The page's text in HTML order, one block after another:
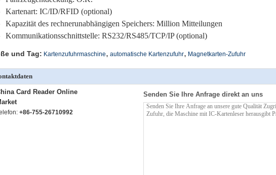
Kartenart: IC/ID/RFID (optional)
Kapazität des rechnerunabhängigen Speichers: Million Mitteilungen
Kommunikationsschnittstelle: RS232/RS485/TCP/IP (optional)
und Tag: Kartenzufuhrmaschine, automatische Kartenzufuhr, Magnetkarten-Zufuhr
Card Reader Online
+86-755-26710992
Senden Sie Ihre Anfrage direkt an uns